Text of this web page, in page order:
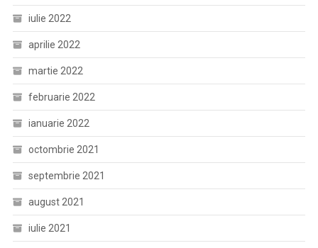
iulie 2022
aprilie 2022
martie 2022
februarie 2022
ianuarie 2022
octombrie 2021
septembrie 2021
august 2021
iulie 2021